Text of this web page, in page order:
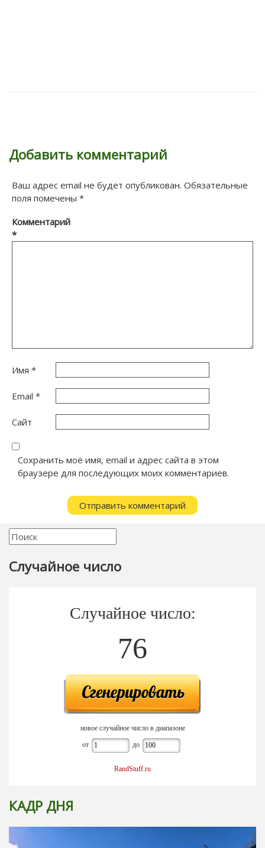
Добавить комментарий
Ваш адрес email не будет опубликован. Обязательные
поля помечены *
Комментарий
*
Имя *
Email *
Сайт
Сохранить моё имя, email и адрес сайта в этом
браузере для последующих моих комментариев.
Случайное число
Случайное число:
76
новое случайное число в диапазоне
от до
RandStuff.ru
КАДР ДНЯ